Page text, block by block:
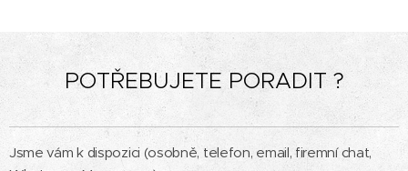
POTŘEBUJETE PORADIT ?
Jsme vám k dispozici (osobně, telefon, email, firemní chat,